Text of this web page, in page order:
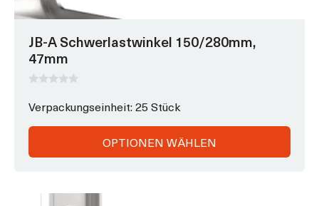
JB-A Schwerlastwinkel 150/280mm,
47mm
v
o
5
Verpackungseinheit: 25 Stück
OPTIONEN WÄHLEN